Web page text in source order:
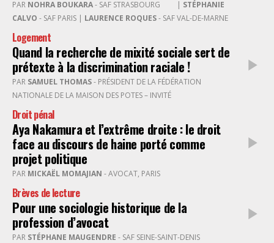
PAR NOHRA BOUKARA- SAF STRASBOURG | STÉPHANIE
CALVO
- SAF PARIS | LAURENCE ROQUES- SAF VAL-DE-MARNE
Logement
Quand la recherche de mixité sociale sert de
prétexte à la discrimination raciale !
PAR SAMUEL THOMAS
NATIONALE DE LA MAISON DES POTES – INVITÉ
Droit pénal
Aya Nakamura et l’extrême droite : le droit
face au discours de haine porté comme
projet politique
PAR MICKAËL MOMAJIAN - AVOCAT, PARIS
Brèves de lecture
Pour une sociologie historique de la
profession d’avocat
PAR STÉPHANE MAUGENDRE - SAF SEINE-SAINT-DENIS